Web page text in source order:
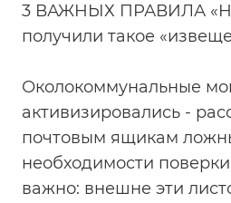
3 ВАЖНЫХ ПРАВИЛА
получили такое
Околокоммунальные
активизировались -
почтовым ящикам
необходимости
важно: внешне эти